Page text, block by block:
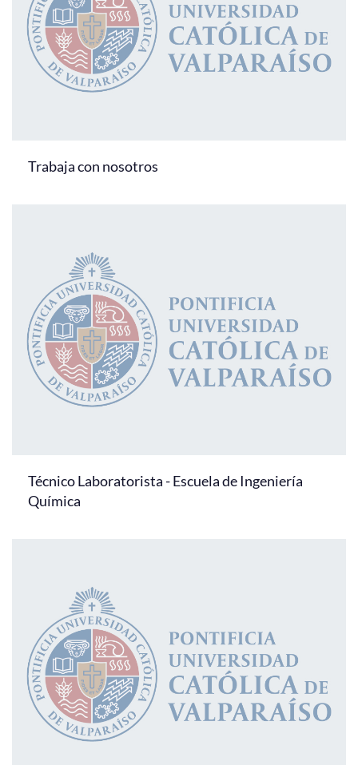
Trabaja con nosotros
Técnico Laboratorista - Escuela de Ingeniería
Química